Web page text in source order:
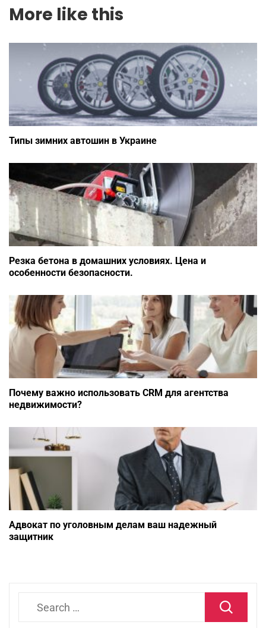
More like this
Типы зимних автошин в Украине
Резка бетона в домашних условиях. Цена и
особенности безопасности.
Почему важно использовать CRM для агентства
недвижимости?
Адвокат по уголовным делам ваш надежный
защитник